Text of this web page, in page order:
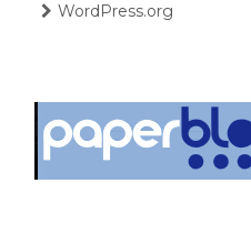
WordPress.org